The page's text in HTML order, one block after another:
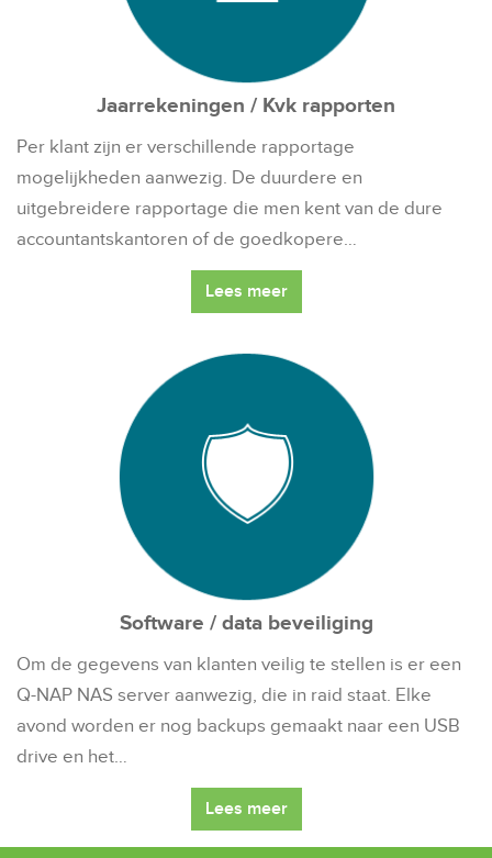
Jaarrekeningen / Kvk rapporten
Per klant zijn er verschillende rapportage
mogelijkheden aanwezig. De duurdere en
uitgebreidere rapportage die men kent van de dure
accountantskantoren of de goedkopere…
Lees meer
Software / data beveiliging
Om de gegevens van klanten veilig te stellen is er een
Q-NAP NAS server aanwezig, die in raid staat. Elke
avond worden er nog backups gemaakt naar een USB
drive en het…
Lees meer